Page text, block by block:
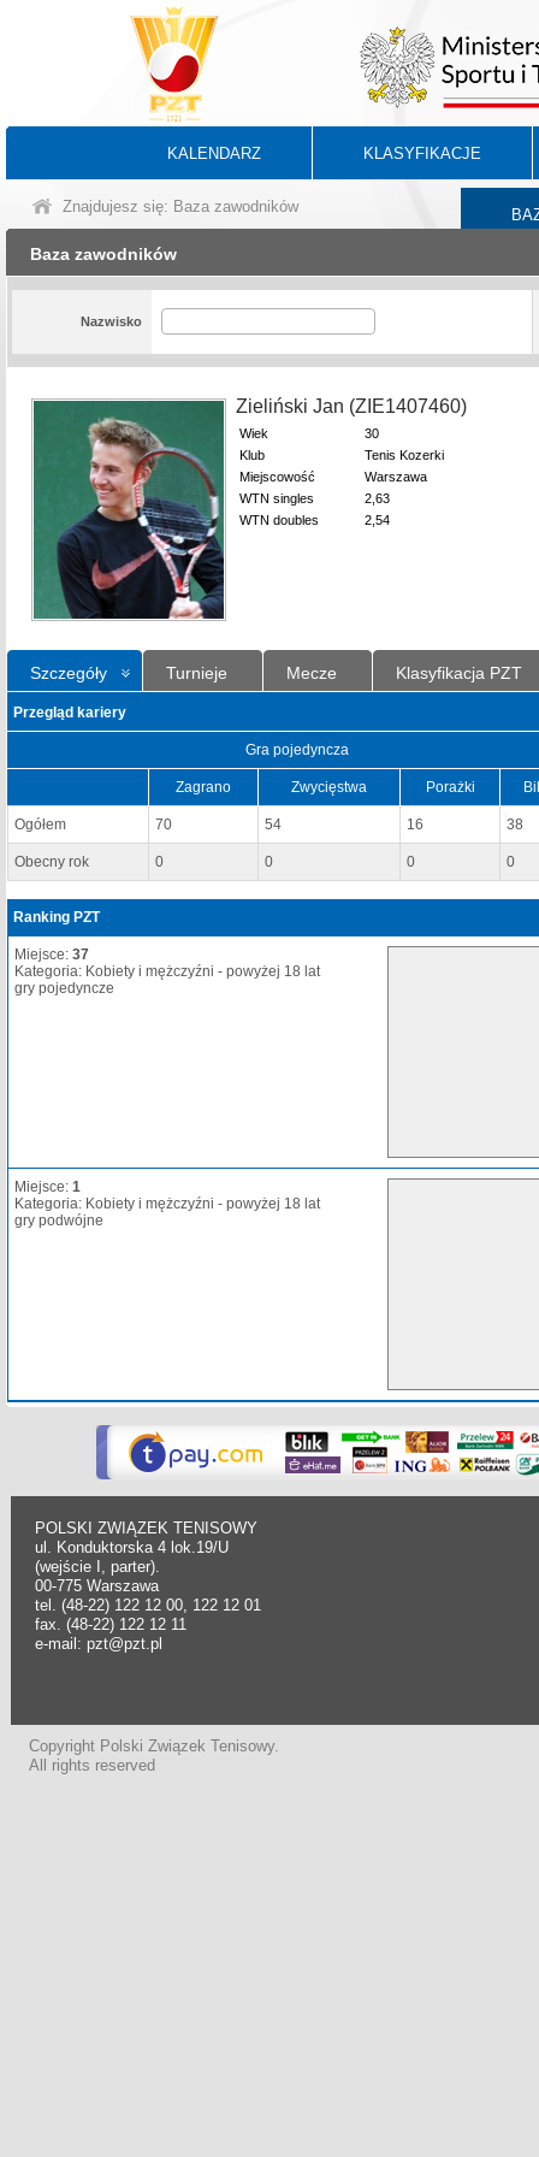
KALENDARZ KLASYFIKACJE
Znajdujesz się: Baza zawodników
Baza zawodników
Nazwisko
Zieliński Jan (ZIE1407460)
Wiek
30
Klub
Tenis Kozerki
Miejscowość
Warszawa
WTN singles
2,63
WTN doubles
2,54
Szczegóły Turnieje Mecze Klasyfikacja PZT
Przegląd kariery
Gra pojedyncza
Zagrano Zwycięstwa Porażki
Ogółem 70 54 16 38
Obecny rok 0 0 0 0
Ranking PZT
Miejsce: 37
Kategoria: Kobiety i mężczyźni - powyżej 18 lat
gry pojedyncze
Miejsce: 1
Kategoria: Kobiety i mężczyźni - powyżej 18 lat
gry podwójne
POLSKI ZWIĄZEK TENISOWY
ul. Konduktorska 4 lok.19/U
(wejście I, parter).
00-775 Warszawa
tel. (48-22) 122 12 00, 122 12 01
fax. (48-22) 122 12 11
e-mail: pzt@pzt.pl
Copyright Polski Związek Tenisowy.
All rights reserved